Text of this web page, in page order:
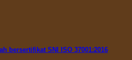
bersertifikat SNI ISO 37001:2016